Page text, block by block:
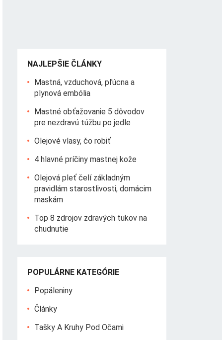
NAJLEPŠIE ČLÁNKY
Mastná, vzduchová, pľúcna a
plynová embólia
Mastné obťažovanie 5 dôvodov
pre nezdravú túžbu po jedle
Olejové vlasy, čo robiť
4 hlavné príčiny mastnej kože
Olejová pleť čelí základným
pravidlám starostlivosti, domácim
maskám
Top 8 zdrojov zdravých tukov na
chudnutie
POPULÁRNE KATEGÓRIE
Popáleniny
Články
Tašky A Kruhy Pod Očami